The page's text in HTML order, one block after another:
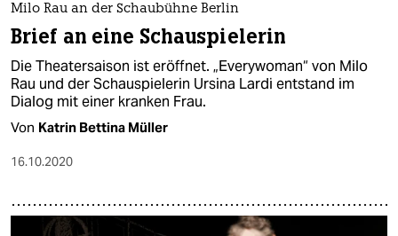
Milo Rau an der Schaubühne Berlin
Brief an eine Schauspielerin
Die Theatersaison ist eröffnet. „Everywoman“ von Milo
Rau und der Schauspielerin Ursina Lardi entstand im
Dialog mit einer kranken Frau.
Von Katrin Bettina Müller
16.10.2020